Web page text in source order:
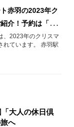
赤羽の2023年ク
介！予約は「ネ
、2023年のクリスマ
れています。 赤羽駅
大人の休日倶
へ